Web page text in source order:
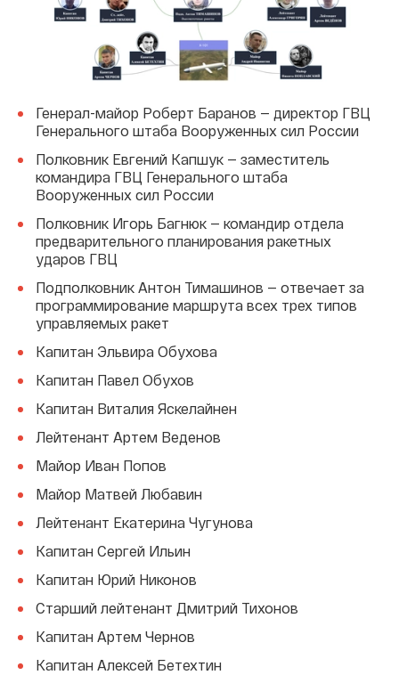
Генерал-майор Роберт Баранов — директор ГВЦ
Генерального штаба Вооруженных сил России
Полковник Евгений Капшук — заместитель
командира ГВЦ Генерального штаба
Вооруженных сил России
Полковник Игорь Багнюк — командир отдела
предварительного планирования ракетных
ударов ГВЦ
Подполковник Антон Тимашинов — отвечает за
программирование маршрута всех трех типов
управляемых ракет
Капитан Эльвира Обухова
Капитан Павел Обухов
Капитан Виталия Яскелайнен
Лейтенант Артем Веденов
Майор Иван Попов
Майор Матвей Любавин
Лейтенант Екатерина Чугунова
Капитан Сергей Ильин
Капитан Юрий Никонов
Старший лейтенант Дмитрий Тихонов
Капитан Артем Чернов
Капитан Алексей Бетехтин